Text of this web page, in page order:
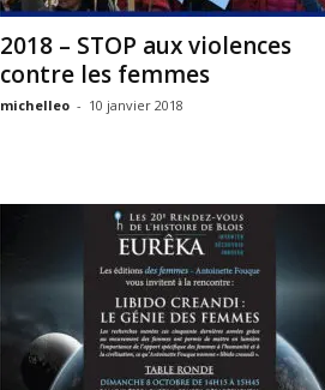
m
2018 – STOP aux violences
contre les femmes
michelleo - 10 janvier 2018